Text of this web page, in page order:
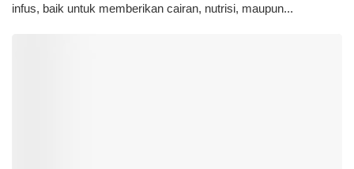
infus, baik untuk memberikan cairan, nutrisi, maupun...